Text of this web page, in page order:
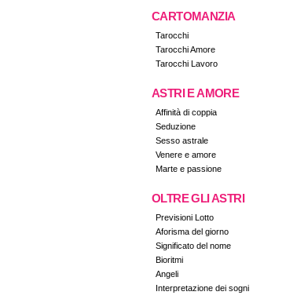
CARTOMANZIA
Tarocchi
Tarocchi Amore
Tarocchi Lavoro
ASTRI E AMORE
Affinità di coppia
Seduzione
Sesso astrale
Venere e amore
Marte e passione
OLTRE GLI ASTRI
Previsioni Lotto
Aforisma del giorno
Significato del nome
Bioritmi
Angeli
Interpretazione dei sogni